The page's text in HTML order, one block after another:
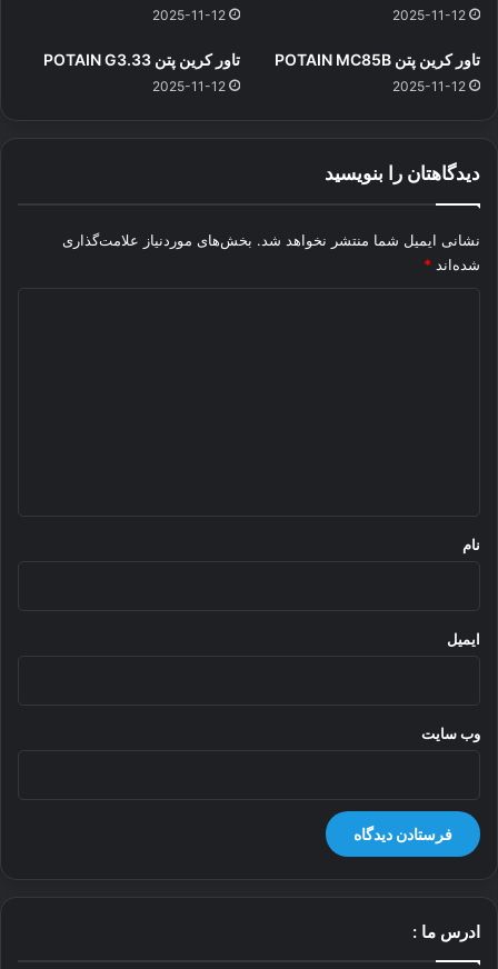
2025-11-12
2025-11-12
تاور کرین پتن POTAIN MC85B
2025-11-12
تاور کرین پتن POTAIN G3.33
2025-11-12
دیدگاهتان را بنویسید
نشانی ایمیل شما منتشر نخواهد شد. بخش‌های موردنیاز علامت‌گذاری
شده‌اند *
نام
ایمیل
وب‌ سایت
ادرس ما :